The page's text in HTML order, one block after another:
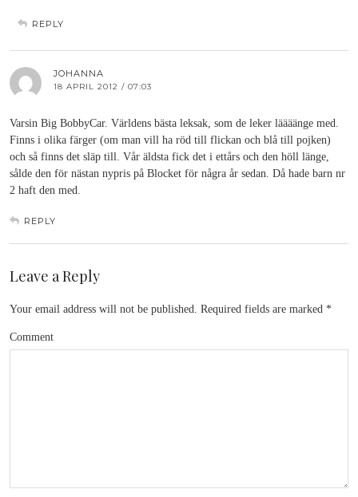
REPLY
JOHANNA
18 APRIL 2012 / 07:03
Varsin Big BobbyCar. Världens bästa leksak, som de leker läääänge med.
Finns i olika färger (om man vill ha röd till flickan och blå till pojken)
och så finns det släp till. Vår äldsta fick det i ettårs och den höll länge,
sålde den för nästan nypris på Blocket för några år sedan. Då hade barn nr
2 haft den med.
REPLY
Leave a Reply
Your email address will not be published. Required fields are marked *
Comment